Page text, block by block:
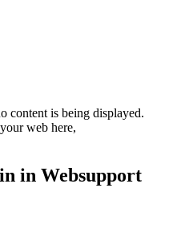
content is being displayed.
web here,
in Websupport